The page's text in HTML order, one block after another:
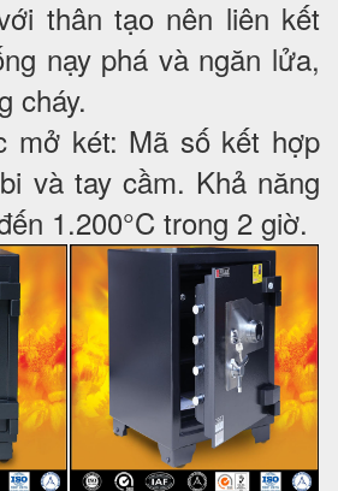
thân tạo nên liên kết
nạy phá và ngăn lửa,
cháy.
mở két: Mã số kết hợp
và tay cầm. Khả năng
1.200°C trong 2 giờ.